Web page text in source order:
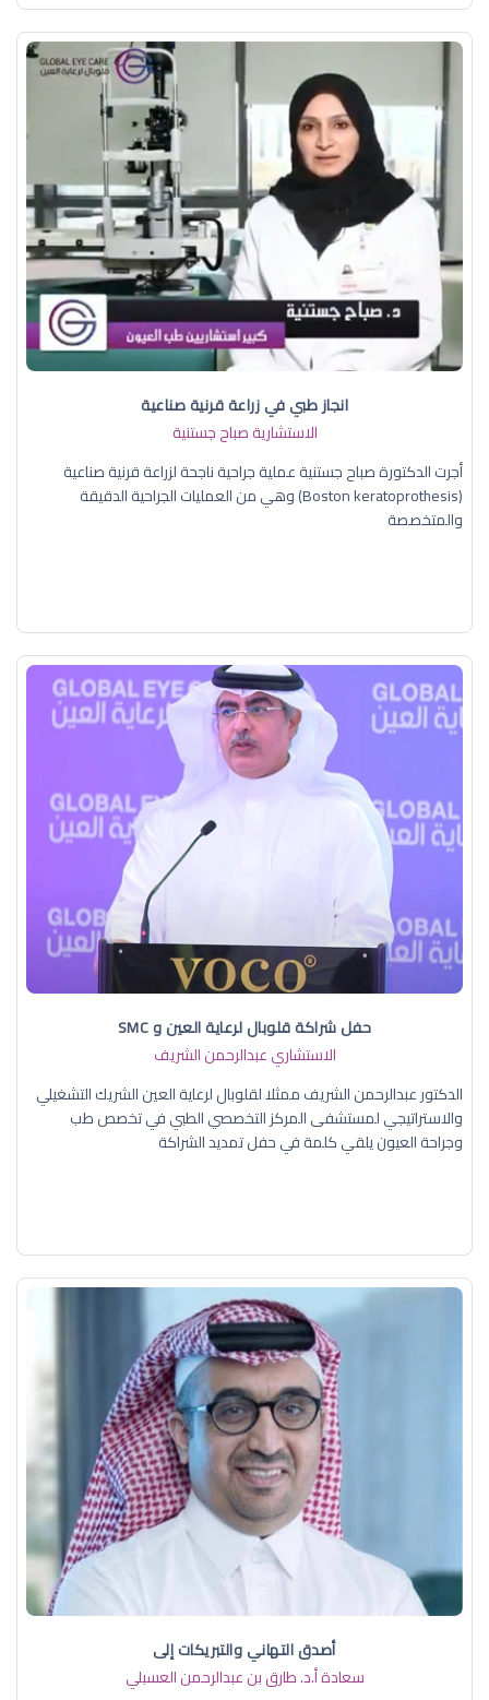
انجاز طبي في زراعة قرنية صناعية
الاستشارية صباح جستنية
أجرت الدكتورة صباح جستنية عملية جراحية ناجحة لزراعة قرنية صناعية
(Boston keratoprothesis) وهي من العمليات الجراحية الدقيقة
والمتخصصة
حفل شراكة قلوبال لرعاية العين و SMC
الاستشاري عبدالرحمن الشريف
الدكتور عبدالرحمن الشريف ممثلا لقلوبال لرعاية العين الشريك التشغيلي
والاستراتيجي لمستشفى المركز التخصصي الطبي في تخصص طب
وجراحة العيون يلقي كلمة في حفل تمديد الشراكة
أصدق التهاني والتبريكات إلى
سعادة أ.د. ​طارق بن عبدالرحمن العسبلي